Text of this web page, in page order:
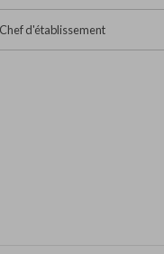
d'établissement